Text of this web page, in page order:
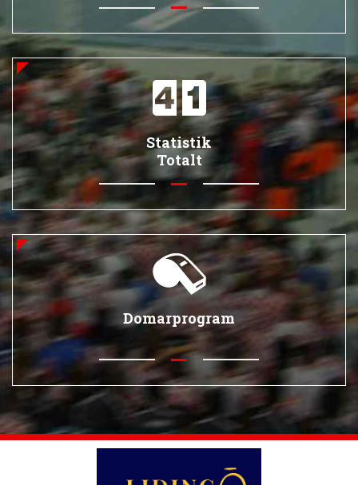
Statistik
Totalt
Domarprogram